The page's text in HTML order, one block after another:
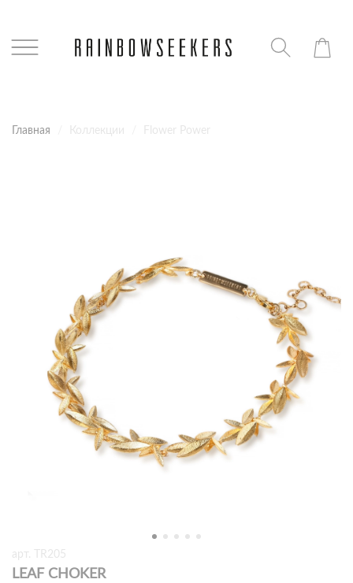
Главная Коллекции Flower Power
арт. TR205
LEAF CHOKER